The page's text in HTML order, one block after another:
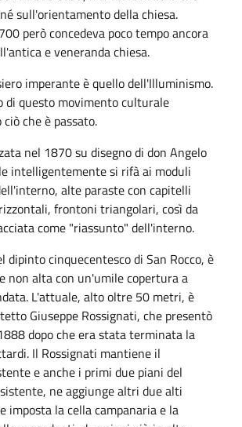
sull'orientamento della chiesa.
però concedeva poco tempo ancora
e veneranda chiesa.
imperante è quello dell'Illuminismo.
di questo movimento culturale
che è passato.
nel 1870 su disegno di don Angelo
intelligentemente si rifà ai moduli
alte paraste con capitelli
frontoni triangolari, così da
come "riassunto" dell'interno.
dipinto cinquecentesco di San Rocco, è
non alta con un'umile copertura a
L'attuale, alto oltre 50 metri, è
Giuseppe Rossignati, che presentò
dopo che era stata terminata la
Il Rossignati mantiene il
e anche i primi due piani del
ne aggiunge altri due alti
imposta la cella campanaria e la